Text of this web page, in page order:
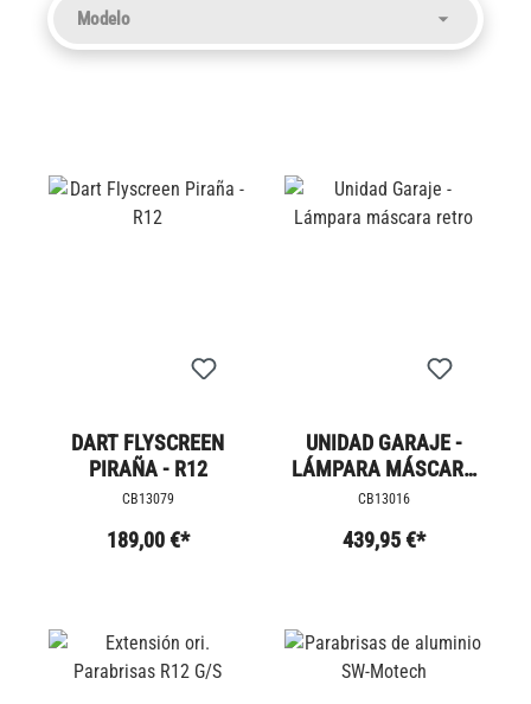
DART FLYSCREEN
PIRAÑA - R12
CB13079
189,00 €*
UNIDAD GARAJE -
LÁMPARA MÁSCARA
RETRO
CB13016
439,95 €*